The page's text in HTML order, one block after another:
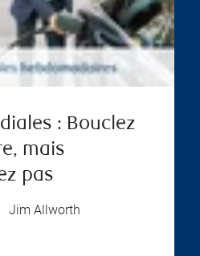
: Bouclez
mais
pas
Jim Allworth